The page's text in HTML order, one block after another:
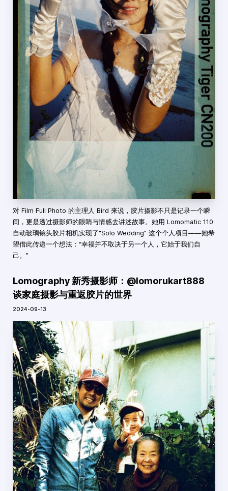
对 Film Full Photo 的主理人 Bird 来说，胶片摄影不只是记录一个瞬
间，更是透过摄影师的眼睛与情感去讲述故事。她用 Lomomatic 110
自动玻璃镜头胶片相机实现了“Solo Wedding” 这个个人项目——她希
望借此传递一个想法：“幸福并不取决于另一个人，它始于我们自
己。”
Lomography 新秀摄影师：@lomorukart888
谈家庭摄影与重返胶片的世界
2024-09-13